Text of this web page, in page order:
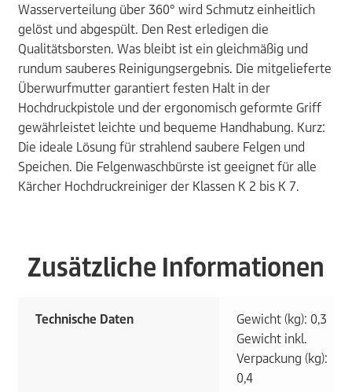
Wasserverteilung über 360° wird Schmutz einheitlich
gelöst und abgespült. Den Rest erledigen die
Qualitätsborsten. Was bleibt ist ein gleichmäßig und
rundum sauberes Reinigungsergebnis. Die mitgelieferte
Überwurfmutter garantiert festen Halt in der
Hochdruckpistole und der ergonomisch geformte Griff
gewährleistet leichte und bequeme Handhabung. Kurz:
Die ideale Lösung für strahlend saubere Felgen und
Speichen. Die Felgenwaschbürste ist geeignet für alle
Kärcher Hochdruckreiniger der Klassen K 2 bis K 7.
Zusätzliche Informationen
Technische Daten
Gewicht (kg): 0,3
Gewicht inkl.
Verpackung (kg):
0,4